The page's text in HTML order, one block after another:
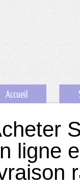
Accueil
ligne